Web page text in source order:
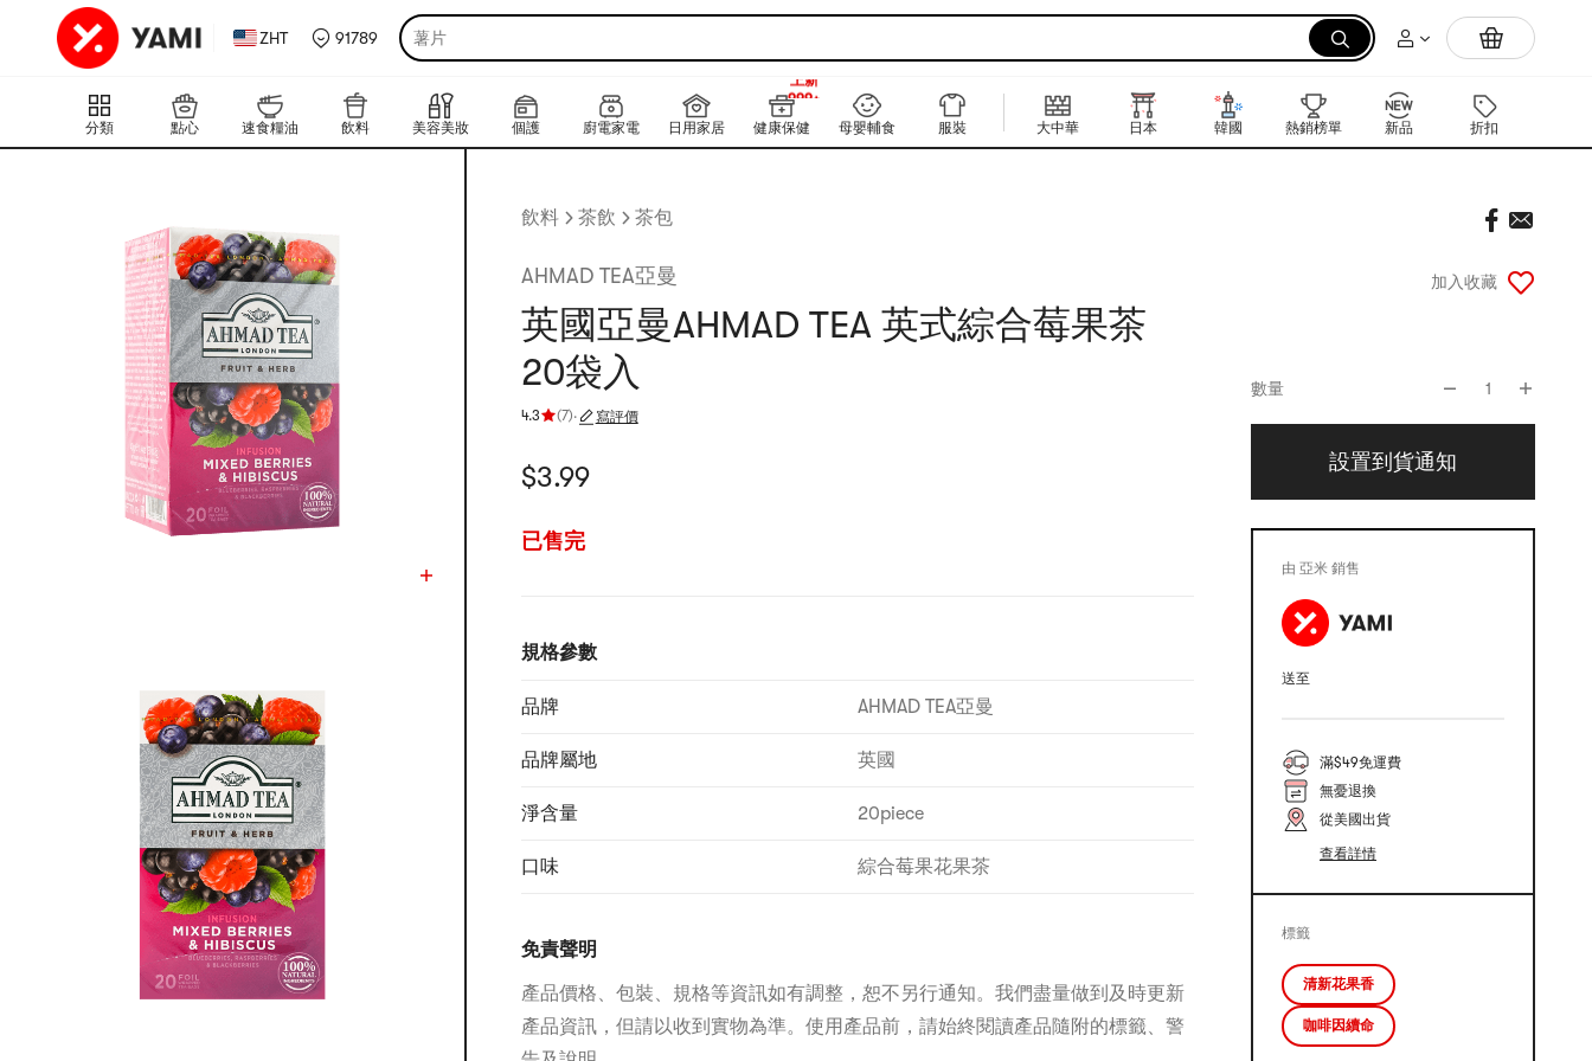
ZHT 91789 薯片 拉麵
分類 點心 速食糧油 飲料 美容美妝 個護 廚電家電 日用家居 健康保健
999+
上新
999+
母嬰輔食 服裝 大中華 日本 韓國 熱銷榜單 新品 折扣
飲料 茶飲 茶包
AHMAD TEA亞曼
英國亞曼AHMAD TEA 英式綜合莓果茶
20袋入
4.3 (7)
評分 4.3 顆星，最多 5 顆星
· 寫評價
當前價格：$3.99
$3.99
已售完
規格參數
品牌 AHMAD TEA亞曼
品牌屬地 英國
淨含量 20piece
口味 綜合莓果花果茶
免責聲明
產品價格、包裝、規格等資訊如有調整，恕不另行通知。我們盡量做到及時更新
產品資訊，但請以收到實物為準。使用產品前，請始終閱讀產品隨附的標籤、警
加入收藏
數量 1
設置到貨通知
由 亞米 銷售
送至
滿$49免運費
無憂退換
從美國出貨
查看詳情
標籤
清新花果香
咖啡因續命